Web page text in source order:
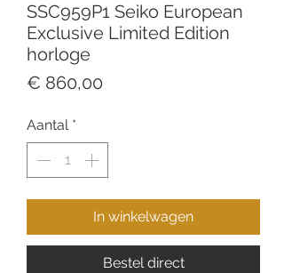
SSC959P1 Seiko European
Exclusive Limited Edition
horloge
€ 860,00
Aantal *
In winkelwagen
Bestel direct